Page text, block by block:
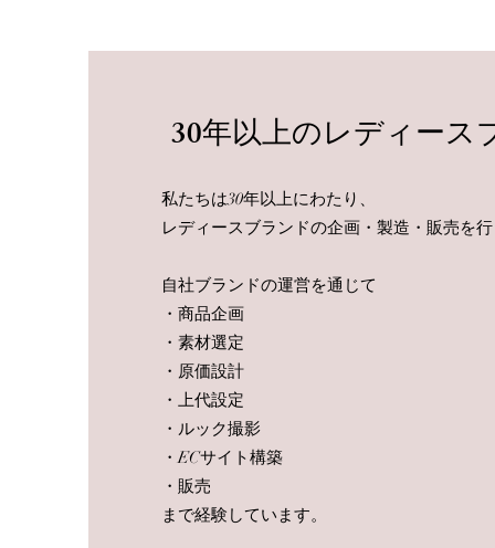
30年以上のレディース
私たちは30年以上にわたり、
レディースブランドの企画・製造・販売を
自社ブランドの運営を通じて
・商品企画
・素材選定
・原価設計
・上代設定
・ルック撮影
・ECサイト構築
・販売
まで経験しています。